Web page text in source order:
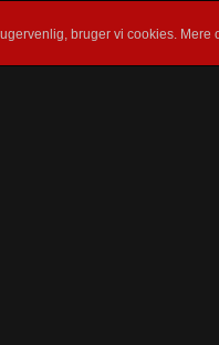
bruger vi cookies.